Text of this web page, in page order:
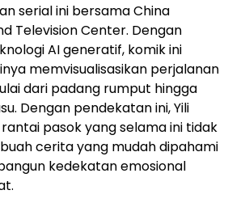
serial ini bersama China
Television Center. Dengan
AI generatif, komik ini
memvisualisasikan perjalanan
dari padang rumput hingga
Dengan pendekatan ini, Yili
pasok yang selama ini tidak
cerita yang mudah dipahami
kedekatan emosional